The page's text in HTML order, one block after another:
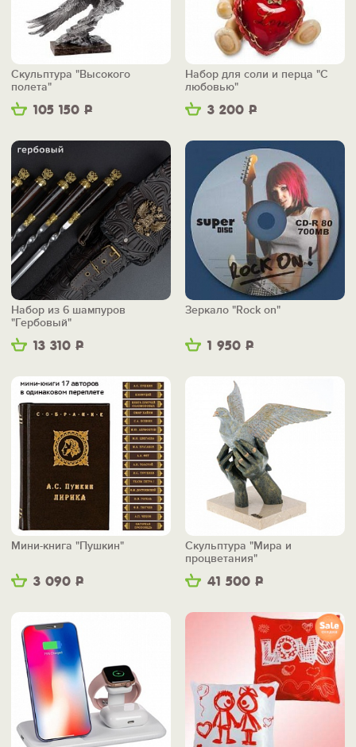
105 150 Р
Скульптура "Высокого
полета"
3 200 Р
Набор для соли и перца "С
любовью"
13 310 Р
Набор из 6 шампуров
"Гербовый"
1 950 Р
Зеркало "Rock on"
3 090 Р
Мини-книга "Пушкин"
41 500 Р
Скульптура "Мира и
процветания"